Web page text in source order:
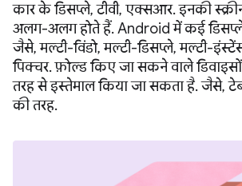
कार के डिसप्ले, टीवी, एक्सआर. इनकी
अलग-अलग होते हैं. Android में कई
जैसे, मल्टी-विंडो, मल्टी-डिसप्ले, मल्टी-
पिक्चर. फ़ोल्ड किए जा सकने वाले
तरह से इस्तेमाल किया जा सकता है. जैसे,
की तरह.